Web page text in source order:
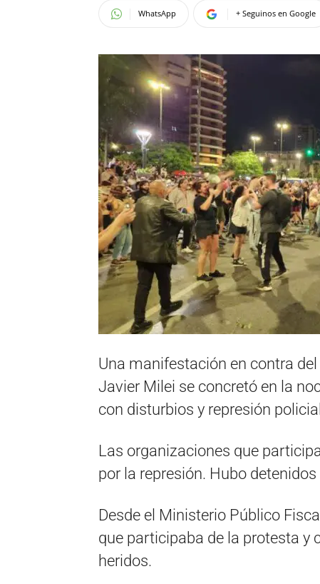
WhatsApp + Seguinos en Google
Una manifestación en contra
Javier Milei se concretó en la
con disturbios y represión
Las organizaciones que
por la represión. Hubo
Desde el Ministerio Público
que participaba de la protesta y
heridos.